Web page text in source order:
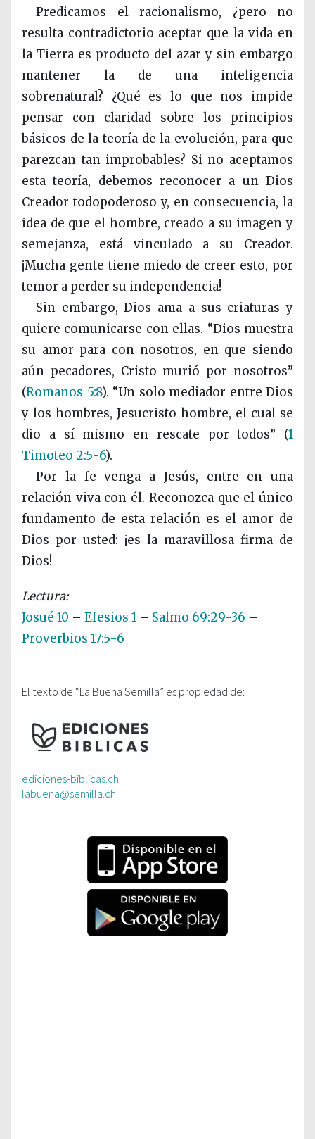
Predicamos el racionalismo, ¿pero no
resulta contradictorio aceptar que la vida en
la Tierra es producto del azar y sin embargo
mantener la de una inteligencia
sobrenatural? ¿Qué es lo que nos impide
pensar con claridad sobre los principios
básicos de la teoría de la evolución, para que
parezcan tan improbables? Si no aceptamos
esta teoría, debemos reconocer a un Dios
Creador todopoderoso y, en consecuencia, la
idea de que el hombre, creado a su imagen y
semejanza, está vinculado a su Creador.
¡Mucha gente tiene miedo de creer esto, por
temor a perder su independencia!
Sin embargo, Dios ama a sus criaturas y
quiere comunicarse con ellas. “Dios muestra
su amor para con nosotros, en que siendo
aún pecadores, Cristo murió por nosotros”
(Romanos 5:8). “Un solo mediador entre Dios
y los hombres, Jesucristo hombre, el cual se
dio a sí mismo en rescate por todos” (1
Timoteo 2:5-6).
Por la fe venga a Jesús, entre en una
relación viva con él. Reconozca que el único
fundamento de esta relación es el amor de
Dios por usted: ¡es la maravillosa firma de
Dios!
Josué 10 – Efesios 1 – Salmo 69:29-36 –
Proverbios 17:5-6
El texto de “La Buena Semilla” es propiedad de:
ediciones-biblicas.ch
labuena@semilla.ch